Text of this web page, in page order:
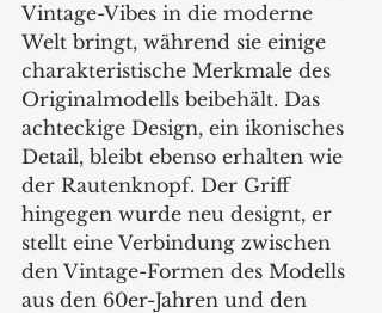
Vintage-Vibes in die moderne
Welt bringt, während sie einige
charakteristische Merkmale des
Originalmodells beibehält. Das
achteckige Design, ein ikonisches
Detail, bleibt ebenso erhalten wie
der Rautenknopf. Der Griff
hingegen wurde neu designt, er
stellt eine Verbindung zwischen
den Vintage-Formen des Modells
aus den 60er-Jahren und den